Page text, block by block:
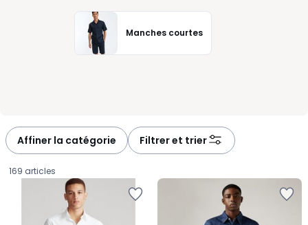
Manches courtes
Affiner la catégorie Filtrer et trier
169 articles